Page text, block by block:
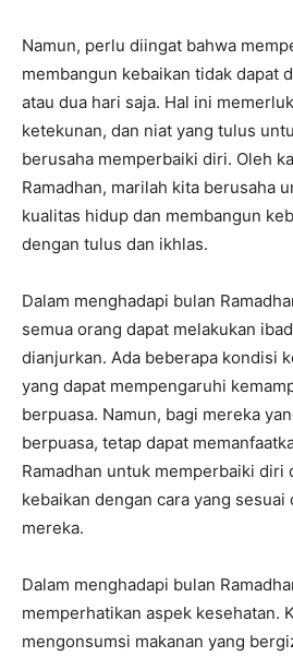
Namun, perlu diingat bahwa
membangun kebaikan tidak dapat
atau dua hari saja. Hal ini
ketekunan, dan niat yang tulus
berusaha memperbaiki diri. Oleh
Ramadhan, marilah kita berusaha
kualitas hidup dan membangun
dengan tulus dan ikhlas.
Dalam menghadapi bulan
semua orang dapat melakukan
dianjurkan. Ada beberapa kondisi
yang dapat mempengaruhi
berpuasa. Namun, bagi mereka
berpuasa, tetap dapat
Ramadhan untuk memperbaiki diri
kebaikan dengan cara yang sesuai
mereka.
Dalam menghadapi bulan
memperhatikan aspek kesehatan.
mengonsumsi makanan yang